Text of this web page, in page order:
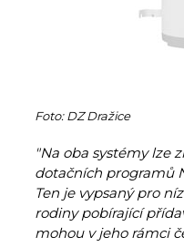
Foto: DZ Dražice
"Na oba systémy lze
dotačních programů
Ten je vypsaný pro
rodiny pobírající
mohou v jeho rámci